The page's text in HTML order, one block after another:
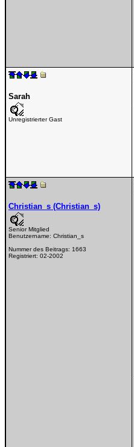
Sarah
Unregistrierter Gast
Christian_s (Christian_s)
Senior Mitglied
Benutzername: Christian_s
Nummer des Beitrags: 1663
Registriert: 02-2002